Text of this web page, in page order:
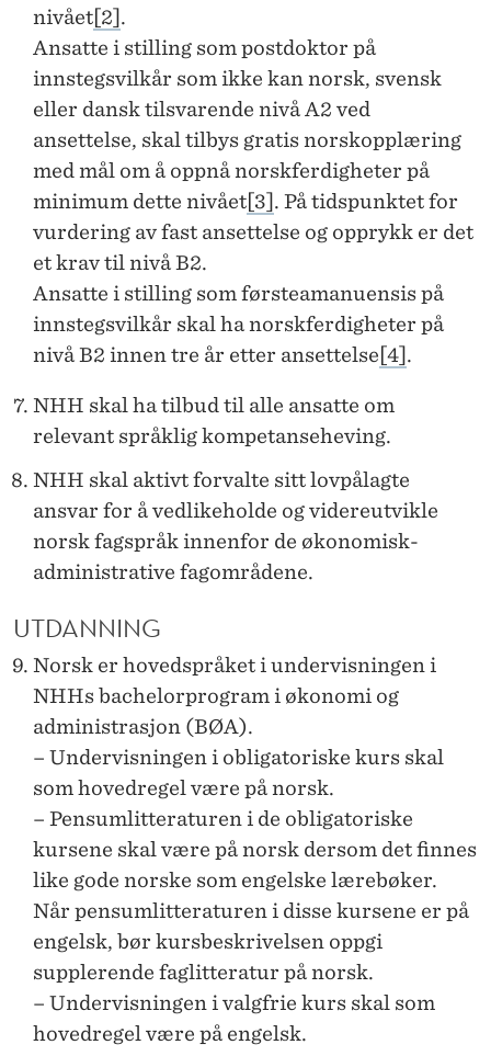
nivået[2].
Ansatte i stilling som postdoktor på
innstegsvilkår som ikke kan norsk, svensk
eller dansk tilsvarende nivå A2 ved
ansettelse, skal tilbys gratis norskopplæring
med mål om å oppnå norskferdigheter på
minimum dette nivået[3]. På tidspunktet for
vurdering av fast ansettelse og opprykk er det
et krav til nivå B2.
Ansatte i stilling som førsteamanuensis på
innstegsvilkår skal ha norskferdigheter på
nivå B2 innen tre år etter ansettelse[4].
NHH skal ha tilbud til alle ansatte om
relevant språklig kompetanseheving.
NHH skal aktivt forvalte sitt lovpålagte
ansvar for å vedlikeholde og videreutvikle
norsk fagspråk innenfor de økonomisk-
administrative fagområdene.
UTDANNING
Norsk er hovedspråket i undervisningen i
NHHs bachelorprogram i økonomi og
administrasjon (BØA).
– Undervisningen i obligatoriske kurs skal
som hovedregel være på norsk.
– Pensumlitteraturen i de obligatoriske
kursene skal være på norsk dersom det finnes
like gode norske som engelske lærebøker.
Når pensumlitteraturen i disse kursene er på
engelsk, bør kursbeskrivelsen oppgi
supplerende faglitteratur på norsk.
– Undervisningen i valgfrie kurs skal som
hovedregel være på engelsk.